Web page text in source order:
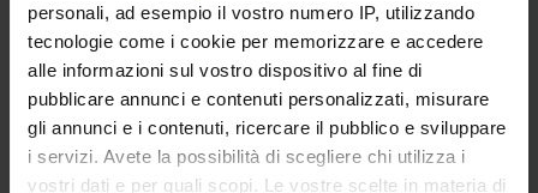
personali, ad esempio il vostro numero IP, utilizzando
tecnologie come i cookie per memorizzare e accedere
alle informazioni sul vostro dispositivo al fine di
pubblicare annunci e contenuti personalizzati, misurare
gli annunci e i contenuti, ricercare il pubblico e sviluppare
i servizi. Avete la possibilità di scegliere chi utilizza i
vostri dati e per quali scopi. Le vostre scelte in materia di
Roberto Burro
Professore associato
Barbara Giacominelli Gasbarro
Professore a contratto
JACK NASAR